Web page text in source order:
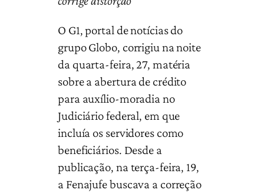
O G1, portal de notícias do
grupo Globo, corrigiu na noite
da quarta-feira, 27, matéria
sobre a abertura de crédito
para auxílio-moradia no
Judiciário federal, em que
incluía os servidores como
beneficiários. Desde a
publicação, na terça-feira, 19,
a Fenajufe buscava a correção